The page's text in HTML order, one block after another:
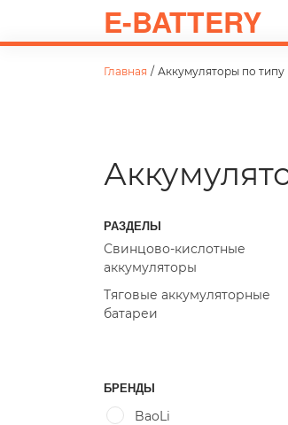
E-BATTERY
Главная / Аккумуляторы по типу
РАЗДЕЛЫ
Свинцово-кислотные
аккумуляторы
Тяговые аккумуляторные
батареи
БРЕНДЫ
BaoLi